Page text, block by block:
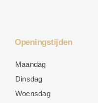
Openingstijden
Maandag
Dinsdag
Woensdag